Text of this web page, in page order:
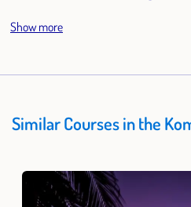
Show more
Similar Courses in the